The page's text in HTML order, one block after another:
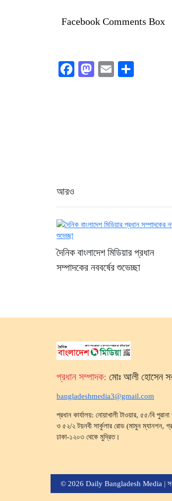
Facebook Comments Box
Facebook
Mastodon
Email
আরও
দৈনিক বাংলাদেশ মিডিয়ার প্রধান
সম্পাদকের নববর্ষের শুভেচ্ছা
প্রধান সম্পাদক: মোঃ আলী হোসেন
bangladeshmedia3@gmail.com
প্রধান কার্যালয়: নোয়াখালী টাওয়ার, ৫৫/বি
ও ৫২/২ টয়নবী সার্কুলার রোড (মামুন ম্যানশন,
ঢাকা-১২০৩ থেকে মুদ্রিত।
© 2026 Daily Bangladesh Media |